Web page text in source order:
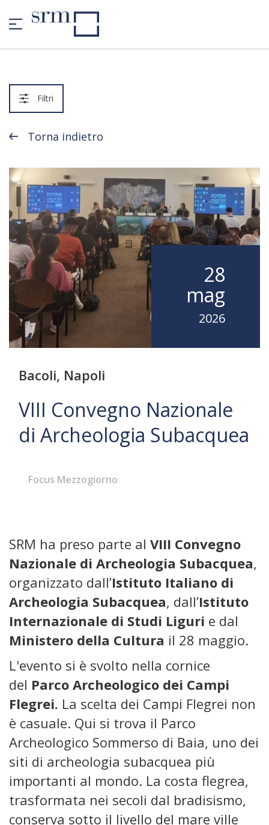
Filtri
Torna indietro
28
mag
2026
Bacoli, Napoli
VIII Convegno Nazionale
di Archeologia Subacquea
Focus Mezzogiorno
SRM ha preso parte al VIII Convegno
Nazionale di Archeologia Subacquea,
organizzato dall’Istituto Italiano di
Archeologia Subacquea, dall’Istituto
Internazionale di Studi Liguri e dal
Ministero della Cultura il 28 maggio.
L'evento si è svolto nella cornice
del Parco Archeologico dei Campi
Flegrei. La scelta dei Campi Flegrei non
è casuale. Qui si trova il Parco
Archeologico Sommerso di Baia, uno dei
siti di archeologia subacquea più
importanti al mondo. La costa flegrea,
trasformata nei secoli dal bradisismo,
conserva sotto il livello del mare ville